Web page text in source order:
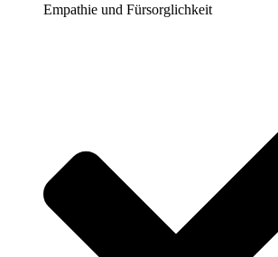
Empathie und Fürsorglichkeit